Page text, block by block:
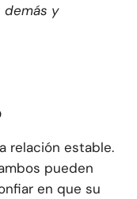
y
relación estable.
pueden
en que su